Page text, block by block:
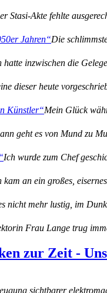
Stasi-Akte fehlte
Jahren Die
hatte inzwischen die
dieser heute
Künstler Mein Glück
geht es von Mund zu
Ich wurde zum Chef
kam an ein großes,
nicht mehr lustig, im
Frau Lange trug
zur Zeit -
sichtbarer